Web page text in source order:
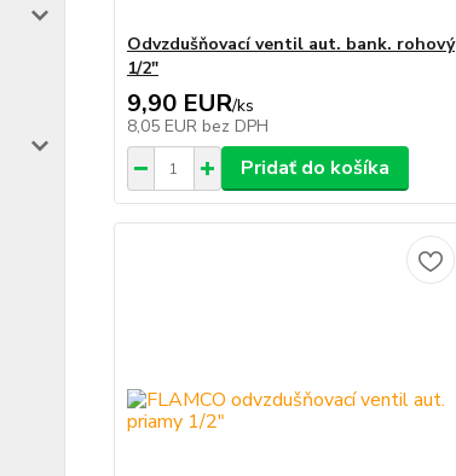
Odvzdušňovací ventil aut. bank. rohový
1/2"
9,90 EUR/ks
8,05 EUR bez DPH
Pridať do košíka